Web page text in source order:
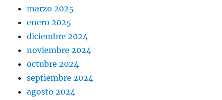
marzo 2025
enero 2025
diciembre 2024
noviembre 2024
octubre 2024
septiembre 2024
agosto 2024